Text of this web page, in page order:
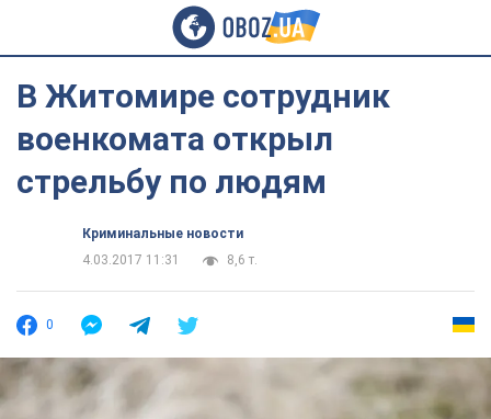
В Житомире сотрудник
военкомата открыл
стрельбу по людям
Криминальные новости
4.03.2017 11:31
8,6 т.
0